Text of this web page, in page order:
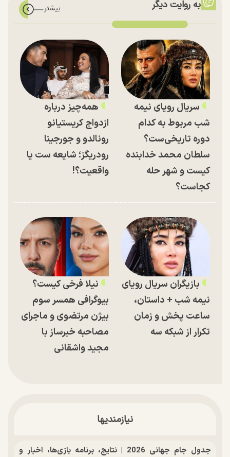
به روایت دیگر
سریال رویای نیمه
شب مربوط به کدام
دوره تاریخی‌ست؟
سلطان محمد خدابنده
کیست و شهر حله
کجاست؟
همه‌چیز درباره
ازدواج کریستیانو
رونالدو و جورجینا
رودریگز؛ شایعه ست یا
واقعیت؟!
بازیگران سریال رویای
نیمه شب + داستان،
ساعت پخش و زمان
تکرار از شبکه سه
نیلا فرخی کیست؟
بیوگرافی همسر سوم
بیژن مرتضوی و ماجرای
مصاحبه خبرساز با
مجید واشقانی
نیازمندیها
جدول جام جهانی 2026 | نتایج، برنامه بازی‌ها، اخبار و